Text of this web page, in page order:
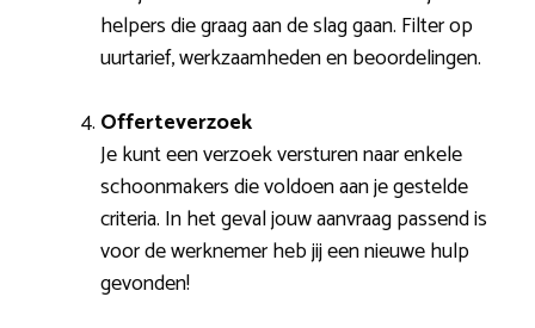
helpers die graag aan de slag gaan. Filter op
uurtarief, werkzaamheden en beoordelingen.
Offerteverzoek
Je kunt een verzoek versturen naar enkele
schoonmakers die voldoen aan je gestelde
criteria. In het geval jouw aanvraag passend is
voor de werknemer heb jij een nieuwe hulp
gevonden!